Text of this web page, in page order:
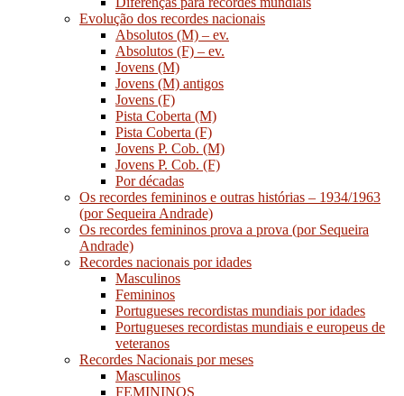
Evolução dos recordes nacionais
Absolutos (M) – ev.
Absolutos (F) – ev.
Jovens (M)
Jovens (M) antigos
Jovens (F)
Pista Coberta (M)
Pista Coberta (F)
Jovens P. Cob. (M)
Jovens P. Cob. (F)
Por décadas
Os recordes femininos e outras histórias – 1934/1963
(por Sequeira Andrade)
Os recordes femininos prova a prova (por Sequeira
Andrade)
Recordes nacionais por idades
Masculinos
Femininos
Portugueses recordistas mundiais por idades
Portugueses recordistas mundiais e europeus de
veteranos
Recordes Nacionais por meses
Masculinos
FEMININOS